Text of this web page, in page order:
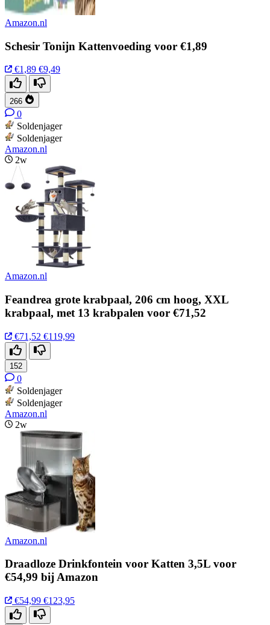
Amazon.nl
Schesir Tonijn Kattenvoeding voor €1,89
€1,89 €9,49
266
0
Soldenjager
Soldenjager
Amazon.nl
2w
Amazon.nl
Feandrea grote krabpaal, 206 cm hoog, XXL
krabpaal, met 13 krabpalen voor €71,52
€71,52 €119,99
152
0
Soldenjager
Soldenjager
Amazon.nl
2w
Amazon.nl
Draadloze Drinkfontein voor Katten 3,5L voor
€54,99 bij Amazon
€54,99 €123,95